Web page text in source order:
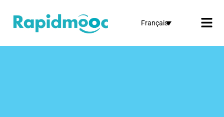
Français